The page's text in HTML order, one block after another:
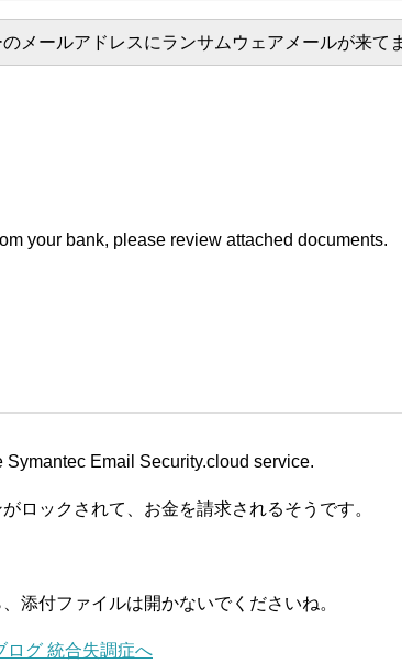
your bank, please review attached documents.
Email Security.cloud service.
ロックされて、お金を請求されるそうです。
添付ファイルは開かないでくださいね。